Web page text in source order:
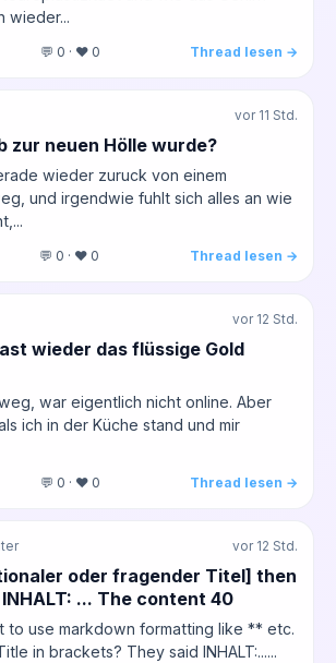
wieder...
💬 0 · ❤️ 0 Thread lesen →
vor 11 Std.
zur neuen Hölle wurde?
wieder zuruck von einem
und irgendwie fuhlt sich alles an wie
💬 0 · ❤️ 0 Thread lesen →
vor 12 Std.
wieder das flüssige Gold
war eigentlich nicht online. Aber
ich in der Küche stand und mir
💬 0 · ❤️ 0 Thread lesen →
vor 12 Std.
oder fragender Titel] then
... The content 40
to use markdown formatting like ** etc.
in brackets? They said INHALT:......